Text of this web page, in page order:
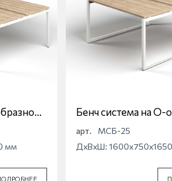
мм
Бенч система на О-
опоре Магна МСБ-25
арт.
МСБ-25
ДхВхШ: